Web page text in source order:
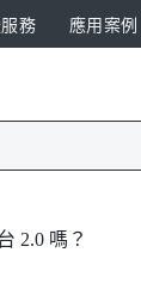
務 應用案例
2.0 嗎？